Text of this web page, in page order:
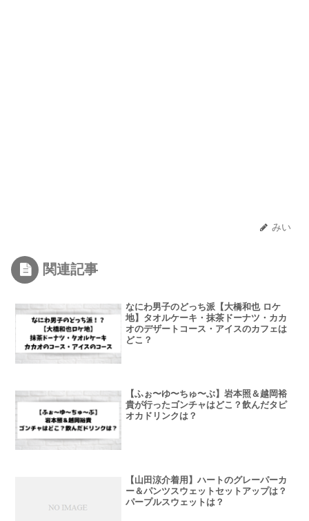
みい
関連記事
なにわ男子のどっち派【大橋和也 ロケ
地】タオルケーキ・抹茶ドーナツ・カカ
オのデザートコース・アイスのカフェは
どこ？
【ふぉ〜ゆ〜ちゅ〜ぶ】岩本照＆越岡裕
貴が行ったゴンチャはどこ？飲んだタピ
オカドリンクは？
【山田涼介着用】ハートのグレーパーカ
ー＆パンツスウェットセットアップは？
パープルスウェットは？